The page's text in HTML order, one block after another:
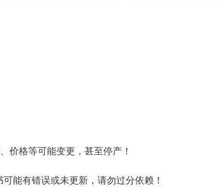
价格等可能变更，甚至停产！
能有错误或未更新，请勿过分依赖！